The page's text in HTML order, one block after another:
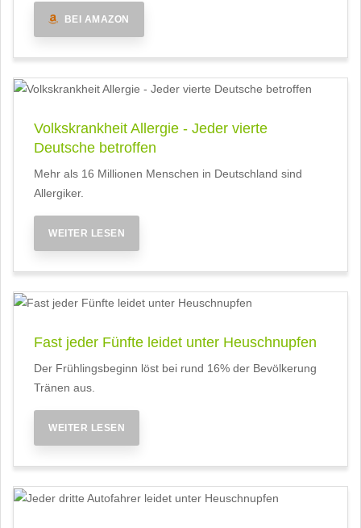
BEI AMAZON
Volkskrankheit Allergie - Jeder vierte
Deutsche betroffen
Mehr als 16 Millionen Menschen in Deutschland sind
Allergiker.
WEITER LESEN
Fast jeder Fünfte leidet unter Heuschnupfen
Der Frühlingsbeginn löst bei rund 16% der Bevölkerung
Tränen aus.
WEITER LESEN